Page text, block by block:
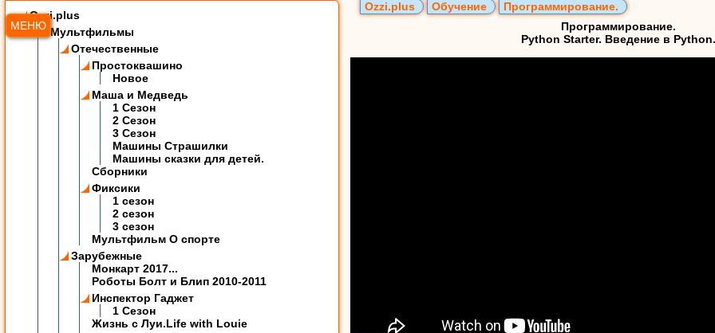
МЕНЮ
Ozzi.plus
Мультфильмы
Отечественные
Простоквашино
Новое
Маша и Медведь
1 Сезон
2 Сезон
3 Сезон
Машины Страшилки
Машины сказки для детей.
Сборники
Фиксики
1 сезон
2 сезон
3 сезон
Мультфильм О спорте
Зарубежные
Монкарт 2017...
Роботы Болт и Блип 2010-2011
Инспектор Гаджет
1 Сезон
Жизнь с Луи.Life with Louie
Ozzi.plus Обучение
Программирование.
Программирование.
Python Starter. Введение в Python.